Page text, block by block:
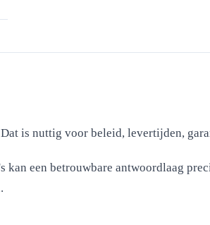
is nuttig voor beleid, levertijden,
een betrouwbare antwoordlaag